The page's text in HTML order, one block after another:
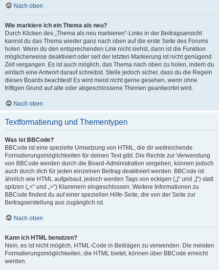
Nach oben
Wie markiere ich ein Thema als neu?
Durch Klicken des „Thema als neu markieren“-Links in der Beitragsansicht
kannst du das Thema wieder ganz nach oben auf die erste Seite des Forums
holen. Wenn du den entsprechenden Link nicht siehst, dann ist die Funktion
möglicherweise deaktiviert oder seit der letzten Markierung ist nicht genügend
Zeit vergangen. Es ist auch möglich, das Thema nach oben zu holen, indem du
einfach eine Antwort darauf schreibst. Stelle jedoch sicher, dass du die Regeln
dieses Boards beachtest! Es wird meist nicht gerne gesehen, wenn ohne
triftigen Grund auf alte oder abgeschlossene Themen geantwortet wird.
Nach oben
Textformatierung und Thementypen
Was ist BBCode?
BBCode ist eine spezielle Umsetzung von HTML, die dir weitreichende
Formatierungsmöglichkeiten für deinen Text gibt. Die Rechte zur Verwendung
von BBCode werden durch die Board-Administration vergeben, können jedoch
auch durch dich für jeden einzelnen Beitrag deaktiviert werden. BBCode ist
ähnlich wie HTML aufgebaut, jedoch werden Tags von eckigen („[“ und „]“) statt
spitzen („<“ und „>“) Klammern eingeschlossen. Weitere Informationen zu
BBCode findest du auf einer speziellen Hilfe-Seite, die von der Seite zur
Beitragserstellung aus zugänglich ist.
Nach oben
Kann ich HTML benutzen?
Nein, es ist nicht möglich, HTML-Code in Beiträgen zu verwenden. Die meisten
Formatierungsmöglichkeiten, die HTML bietet, können über BBCode erreicht
werden.